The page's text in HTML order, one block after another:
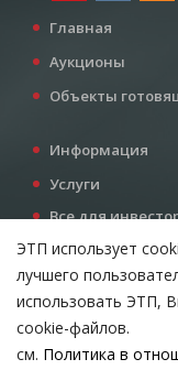
Главная
Аукционы
Объекты
Информация
Услуги
Все для
Контакты
Возникли
Тел:
ЭТП использует
лучшего
использовать ЭТП,
cookie-файлов.
см. Политика в